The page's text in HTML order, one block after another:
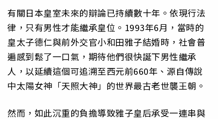
有關日本皇室未來的辯論已持續數十年。依現行法
律，只有男性才能繼承皇位。1993年6月，當時的
皇太子德仁與前外交官小和田雅子結婚時，社會普
遍感到鬆了一口氣，期待他們很快誕下男性繼承
人，以延續這個可追溯至西元前660年、源自傳說
中太陽女神「天照大神」的世界最古老世襲王朝。
然而，如此沉重的負擔導致雅子皇后承受一連串與